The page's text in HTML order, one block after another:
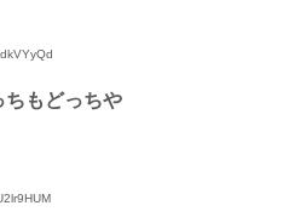
ちもどっちや